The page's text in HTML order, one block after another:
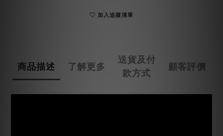
加入追蹤清單
商品描述 了解更多
送貨及付
款方式
顧客評價